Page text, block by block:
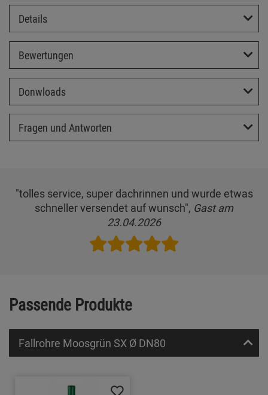
Details
Bewertungen
Donwloads
Fragen und Antworten
"tolles service, super dachrinnen und wurde etwas
schneller versendet auf wunsch", Gast am
23.04.2026
Passende Produkte
Fallrohre Moosgrün SX Ø DN80